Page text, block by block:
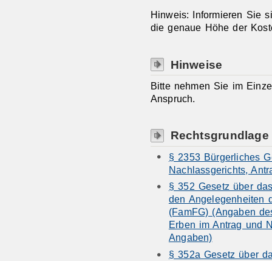
Hinweis: Informieren Sie
die genaue Höhe der
Hinweise
Bitte nehmen Sie im
Anspruch.
Rechtsgrundlage
§ 2353 Bürgerliches
Nachlassgerichts,
§ 352 Gesetz über
den Angelegenheiten
(FamFG) (Angaben
Erben im Antrag und
Angaben)
§ 352a Gesetz über